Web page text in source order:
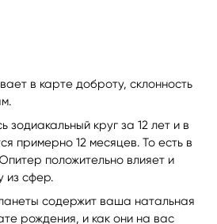
в карте доброту, склонность
зодиакальный круг за 12 лет и в
примерно 12 месяцев. То есть в
положительно влияет и
из сфер.
содержит ваша натальная
рождения, и как они на вас